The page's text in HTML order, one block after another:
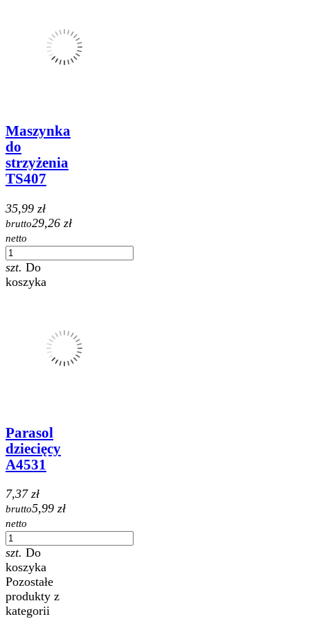
Maszynka
do
strzyżenia
TS407
35,99 zł
brutto29,26 zł
netto
szt. Do
koszyka
Parasol
dziecięcy
A4531
7,37 zł
brutto5,99 zł
netto
szt. Do
koszyka
Pozostałe
produkty z
kategorii